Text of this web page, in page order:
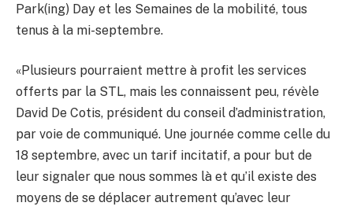
Park(ing) Day et les Semaines de la mobilité, tous
tenus à la mi-septembre.
«Plusieurs pourraient mettre à profit les services
offerts par la STL, mais les connaissent peu, révèle
David De Cotis, président du conseil d’administration,
par voie de communiqué. Une journée comme celle du
18 septembre, avec un tarif incitatif, a pour but de
leur signaler que nous sommes là et qu’il existe des
moyens de se déplacer autrement qu’avec leur